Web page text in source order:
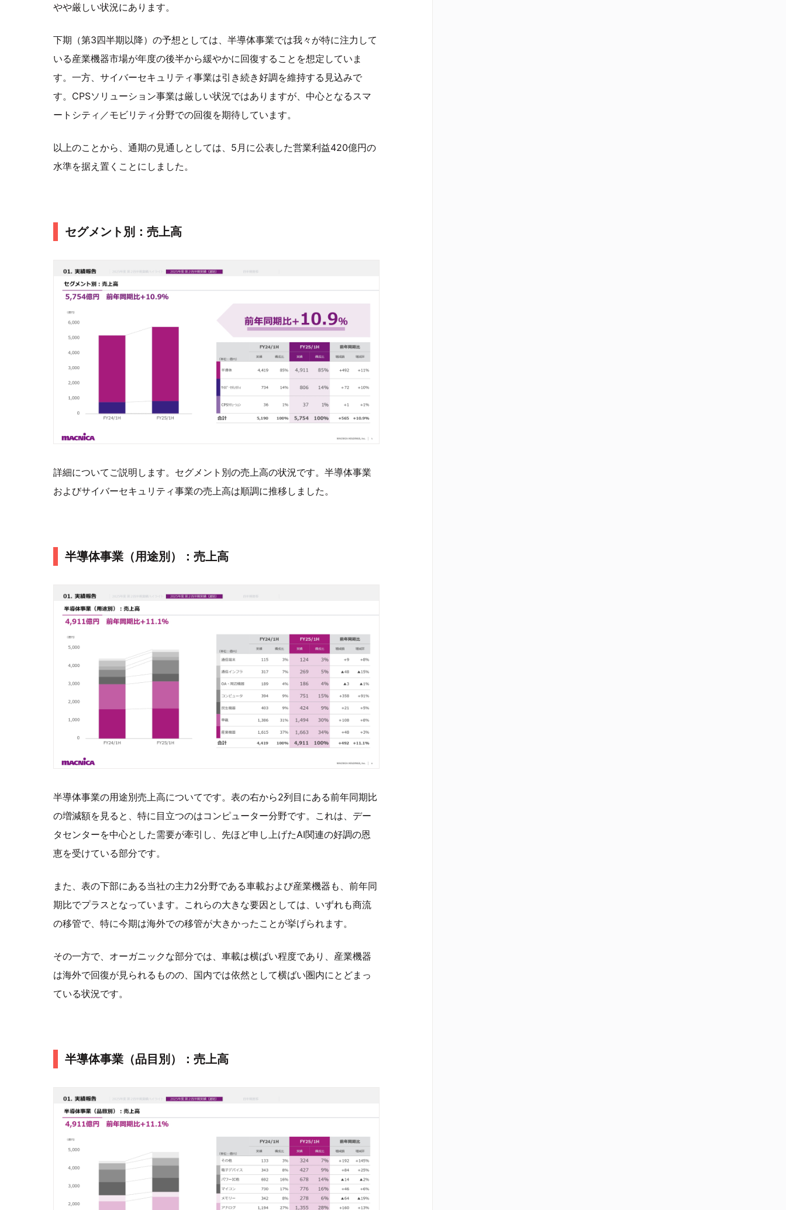
やや厳しい状況にあります。
下期（第3四半期以降）の予想としては、半導体事業では我々が特に注力して
いる産業機器市場が年度の後半から緩やかに回復することを想定していま
す。一方、サイバーセキュリティ事業は引き続き好調を維持する見込みで
す。CPSソリューション事業は厳しい状況ではありますが、中心となるスマ
ートシティ／モビリティ分野での回復を期待しています。
以上のことから、通期の見通しとしては、5月に公表した営業利益420億円の
水準を据え置くことにしました。
セグメント別：売上高
詳細についてご説明します。セグメント別の売上高の状況です。半導体事業
およびサイバーセキュリティ事業の売上高は順調に推移しました。
半導体事業（用途別）：売上高
半導体事業の用途別売上高についてです。表の右から2列目にある前年同期比
の増減額を見ると、特に目立つのはコンピューター分野です。これは、デー
タセンターを中心とした需要が牽引し、先ほど申し上げたAI関連の好調の恩
恵を受けている部分です。
また、表の下部にある当社の主力2分野である車載および産業機器も、前年同
期比でプラスとなっています。これらの大きな要因としては、いずれも商流
の移管で、特に今期は海外での移管が大きかったことが挙げられます。
その一方で、オーガニックな部分では、車載は横ばい程度であり、産業機器
は海外で回復が見られるものの、国内では依然として横ばい圏内にとどまっ
ている状況です。
半導体事業（品目別）：売上高